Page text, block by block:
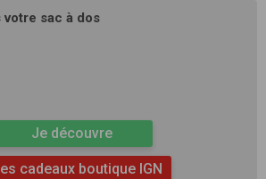
sac à dos
Je découvre
cadeaux boutique IGN